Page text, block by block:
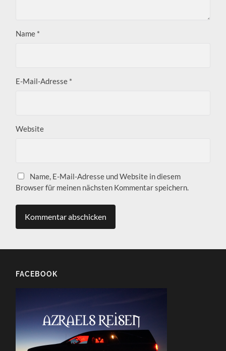
Name *
E-Mail-Adresse *
Website
Name, E-Mail-Adresse und Website in diesem
Browser für meinen nächsten Kommentar speichern.
FACEBOOK